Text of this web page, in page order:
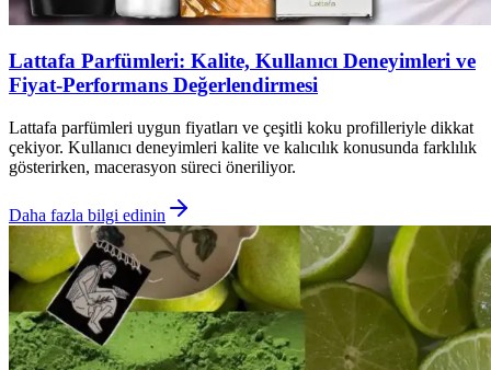
Lattafa Parfümleri: Kalite, Kullanıcı Deneyimleri ve
Fiyat-Performans Değerlendirmesi
Lattafa parfümleri uygun fiyatları ve çeşitli koku profilleriyle dikkat
çekiyor. Kullanıcı deneyimleri kalite ve kalıcılık konusunda farklılık
gösterirken, macerasyon süreci öneriliyor.
Daha fazla bilgi edinin